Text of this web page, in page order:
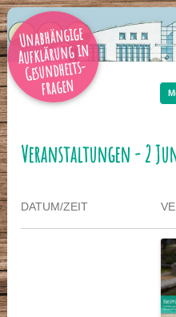
Unabhängige
Aufklärung in
Gesundheits-
fragen
Veranstaltungen - 2
DATUM/ZEIT